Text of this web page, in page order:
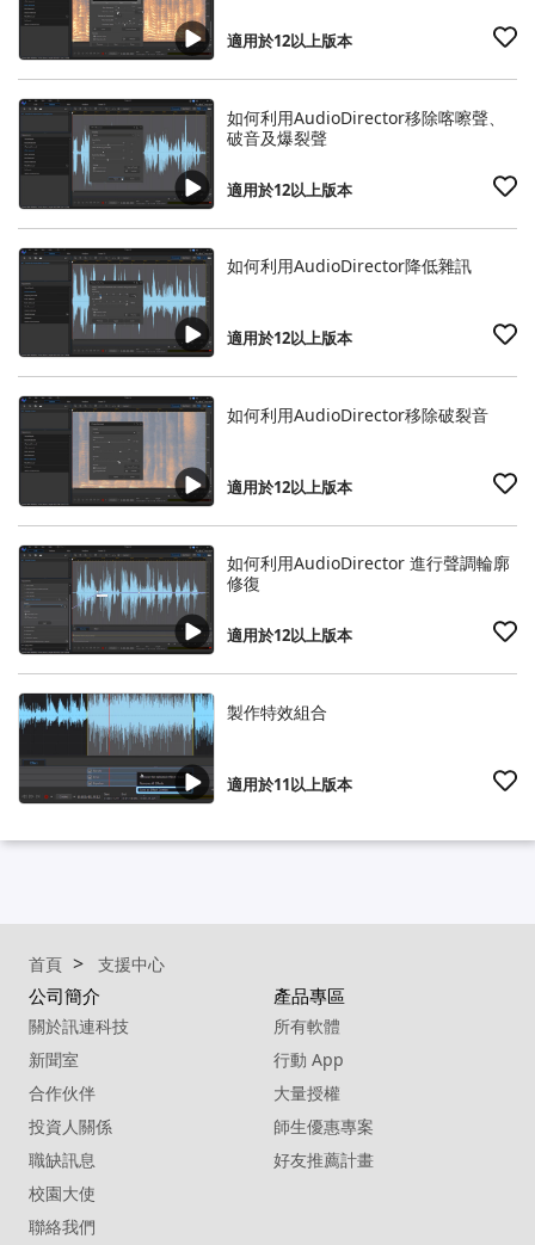
適用於12以上版本
如何利用AudioDirector移除喀嚓聲、
破音及爆裂聲
適用於12以上版本
如何利用AudioDirector降低雜訊
適用於12以上版本
如何利用AudioDirector移除破裂音
適用於12以上版本
如何利用AudioDirector 進行聲調輪廓
修復
適用於12以上版本
製作特效組合
適用於11以上版本
首頁 支援中心
公司簡介
關於訊連科技
新聞室
合作伙伴
投資人關係
職缺訊息
校園大使
聯絡我們
產品專區
所有軟體
行動 App
大量授權
師生優惠專案
好友推薦計畫